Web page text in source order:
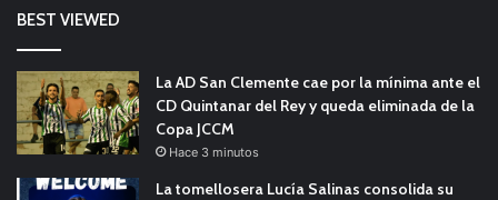
BEST VIEWED
La AD San Clemente cae por la mínima ante el
CD Quintanar del Rey y queda eliminada de la
Copa JCCM
Hace 3 minutos
La tomellosera Lucía Salinas consolida su